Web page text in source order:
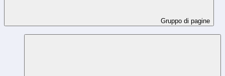
Gruppo di pagine